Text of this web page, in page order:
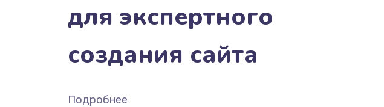
для экспертного
создания сайта
Подробнее